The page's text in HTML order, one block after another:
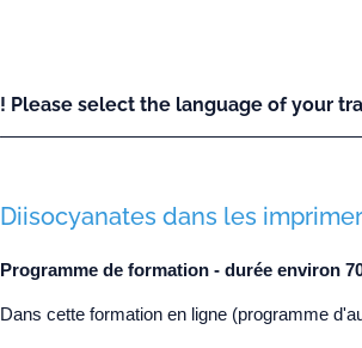
! Please select the language of your
Diisocyanates dans les
Programme de formation - durée environ
Dans cette formation en ligne (programme